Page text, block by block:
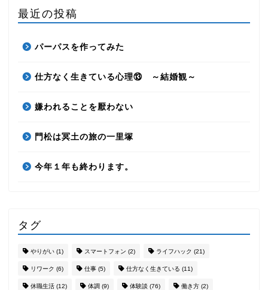
最近の投稿
パーパスを作ってみた
仕方なく生きている心理⑬ ～結婚観～
嫌われることを厭わない
門松は冥土の旅の一里塚
今年１年も終わります。
タグ
やりがい (1) スマートフォン (2) ライフハック (21)
リワーク (6) 仕事 (5) 仕方なく生きている (11)
休職生活 (12) 体調 (9) 体験談 (76) 働き方 (2)